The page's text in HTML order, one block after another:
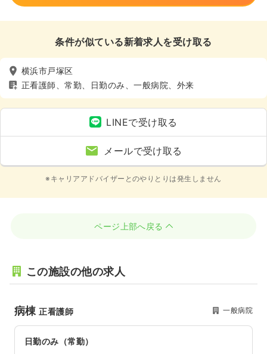
条件が似ている新着求人を受け取る
横浜市戸塚区
正看護師、常勤、日勤のみ、一般病院、外来
LINEで受け取る
メールで受け取る
※キャリアアドバイザーとのやりとりは発生しません
ページ上部へ戻る
この施設の他の求人
病棟正看護師 一般病院
日勤のみ（常勤）